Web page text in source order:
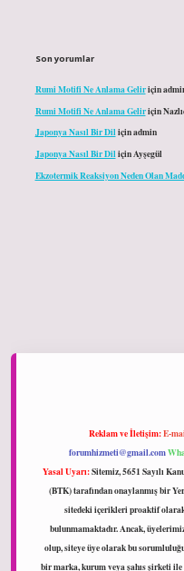
Son yorumlar
Rumi Motifi Ne Anlama Geliriçin
Rumi Motifi Ne Anlama Geliriçin
Japonya Nasıl Bir Diliçinadmin
Japonya Nasıl Bir DiliçinAyşegül
Ekzotermik Reaksiyon Neden Olan
Reklam ve İletişim:E-
forumhizmeti@gmail.com
Yasal Uyarı:Sitemiz, 5651 Sayılı
(BTK) tarafından onaylanmış bir
sitedeki içerikleri proaktif
bulunmamaktadır. Ancak,
olup, siteye üye olarak bu
bir marka, kurum veya şahıs şirketi ile